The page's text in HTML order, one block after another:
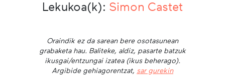
Lekukoa(k): Simon Castet
Oraindik ez da sarean bere osotasunean
grabaketa hau. Baliteke, aldiz, pasarte batzuk
ikusgai/entzungai izatea (ikus beherago).
Argibide gehiagorentzat, sar gurekin